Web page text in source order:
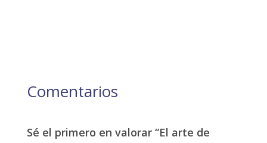
Comentarios
Sé el primero en valorar “El arte de